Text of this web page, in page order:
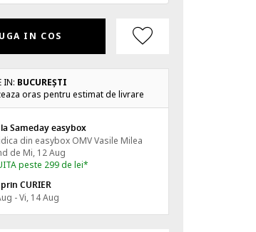
IN COS
IN: BUCUREŞTI
oras pentru estimat de livrare
Sameday easybox
din easybox OMV Vasile Milea
de Mi, 12 Aug
peste 299 de lei*
CURIER
- Vi, 14 Aug